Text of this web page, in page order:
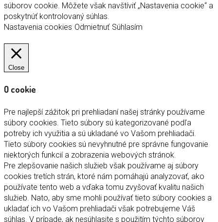
súborov cookie. Môžete však navštíviť „Nastavenia cookie“ a
poskytnúť kontrolovaný súhlas.
Nastavenia cookies Odmietnuť Súhlasím
Close
O cookie
Pre najlepší zážitok pri prehliadaní našej stránky používame
súbory cookies. Tieto súbory sú kategorizované podľa
potreby ich využitia a sú ukladané vo Vašom prehliadači.
Tieto súbory cookies sú nevyhnutné pre správne fungovanie
niektorých funkcií a zobrazenia webových stránok.
Pre zlepšovanie našich služieb však používame aj súbory
cookies tretích strán, ktoré nám pomáhajú analyzovať, ako
používate tento web a vďaka tomu zvyšovať kvalitu našich
služieb. Nato, aby sme mohli používať tieto súbory cookies a
ukladať ich vo Vašom prehliadači však potrebujeme Váš
súhlas. V prípade, ak nesúhlasite s použitím týchto súborov